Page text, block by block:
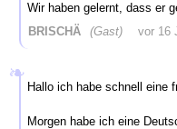
Wir haben gelernt, dass er
BRISCHÄ
(Gast) vor 16
Hallo ich habe schnell eine
Morgen habe ich eine